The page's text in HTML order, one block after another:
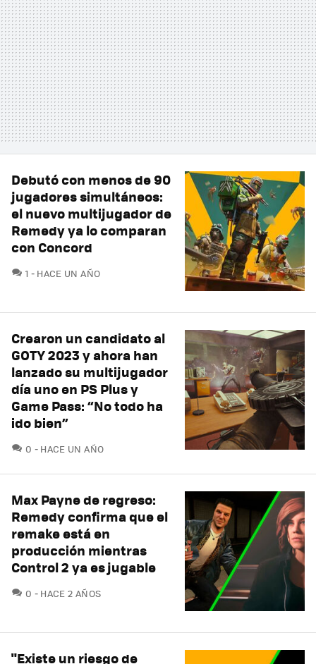
Debutó con menos de 90
jugadores simultáneos:
el nuevo multijugador de
Remedy ya lo comparan
con Concord
1 COMENTARIOS
HACE UN AÑO
Crearon un candidato al
GOTY 2023 y ahora han
lanzado su multijugador
día uno en PS Plus y
Game Pass: “No todo ha
ido bien”
0 COMENTARIOS
HACE UN AÑO
Max Payne de regreso:
Remedy confirma que el
remake está en
producción mientras
Control 2 ya es jugable
0 COMENTARIOS
HACE 2 AÑOS
"Existe un riesgo de